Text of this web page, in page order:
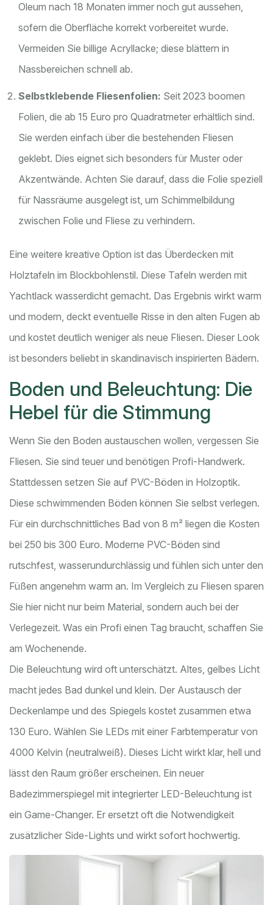
Oleum nach 18 Monaten immer noch gut aussehen,
sofern die Oberfläche korrekt vorbereitet wurde.
Vermeiden Sie billige Acryllacke; diese blättern in
Nassbereichen schnell ab.
Selbstklebende Fliesenfolien: Seit 2023 boomen
Folien, die ab 15 Euro pro Quadratmeter erhältlich sind.
Sie werden einfach über die bestehenden Fliesen
geklebt. Dies eignet sich besonders für Muster oder
Akzentwände. Achten Sie darauf, dass die Folie speziell
für Nassräume ausgelegt ist, um Schimmelbildung
zwischen Folie und Fliese zu verhindern.
Eine weitere kreative Option ist das Überdecken mit
Holztafeln im Blockbohlenstil. Diese Tafeln werden mit
Yachtlack wasserdicht gemacht. Das Ergebnis wirkt warm
und modern, deckt eventuelle Risse in den alten Fugen ab
und kostet deutlich weniger als neue Fliesen. Dieser Look
ist besonders beliebt in skandinavisch inspirierten Bädern.
Boden und Beleuchtung: Die
Hebel für die Stimmung
Wenn Sie den Boden austauschen wollen, vergessen Sie
Fliesen. Sie sind teuer und benötigen Profi-Handwerk.
Stattdessen setzen Sie auf PVC-Böden in Holzoptik.
Diese schwimmenden Böden können Sie selbst verlegen.
Für ein durchschnittliches Bad von 8 m² liegen die Kosten
bei 250 bis 300 Euro. Moderne PVC-Böden sind
rutschfest, wasserundurchlässig und fühlen sich unter den
Füßen angenehm warm an. Im Vergleich zu Fliesen sparen
Sie hier nicht nur beim Material, sondern auch bei der
Verlegezeit. Was ein Profi einen Tag braucht, schaffen Sie
am Wochenende.
Die Beleuchtung wird oft unterschätzt. Altes, gelbes Licht
macht jedes Bad dunkel und klein. Der Austausch der
Deckenlampe und des Spiegels kostet zusammen etwa
130 Euro. Wählen Sie LEDs mit einer Farbtemperatur von
4000 Kelvin (neutralweiß). Dieses Licht wirkt klar, hell und
lässt den Raum größer erscheinen. Ein neuer
Badezimmerspiegel mit integrierter LED-Beleuchtung ist
ein Game-Changer. Er ersetzt oft die Notwendigkeit
zusätzlicher Side-Lights und wirkt sofort hochwertig.